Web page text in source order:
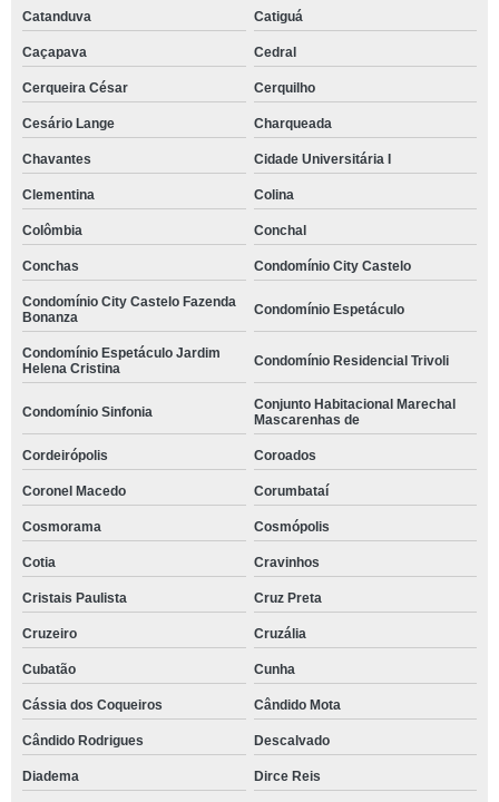
Catanduva Catiguá
Caçapava Cedral
Cerqueira César Cerquilho
Cesário Lange Charqueada
Chavantes Cidade Universitária I
Clementina Colina
Colômbia Conchal
Conchas Condomínio City Castelo
Condomínio City Castelo Fazenda
Bonanza
Condomínio Espetáculo
Condomínio Espetáculo Jardim
Helena Cristina
Condomínio Residencial Trivoli
Condomínio Sinfonia
Conjunto Habitacional Marechal
Mascarenhas de
Cordeirópolis Coroados
Coronel Macedo Corumbataí
Cosmorama Cosmópolis
Cotia Cravinhos
Cristais Paulista Cruz Preta
Cruzeiro Cruzália
Cubatão Cunha
Cássia dos Coqueiros Cândido Mota
Cândido Rodrigues Descalvado
Diadema Dirce Reis